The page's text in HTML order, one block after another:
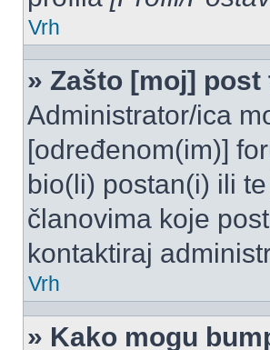
Vrh
» Zašto [moj]
Administrator/ica
[određenom(im)]
bio(li) postan(i) ili
članovima koje
kontaktiraj
Vrh
» Kako mogu